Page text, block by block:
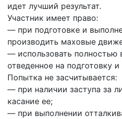
идет лучший результат.
Участник имеет право:
— при подготовке и
производить маховые
— использовать полностью
отведенное на подготовку
Попытка не засчитывается:
— при наличии заступа за
касание ее;
— при выполнении